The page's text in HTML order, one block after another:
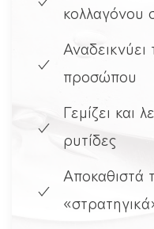
κολλαγόνου
προσώπου
Γεμίζει και
ρυτίδες
Αποκαθιστά